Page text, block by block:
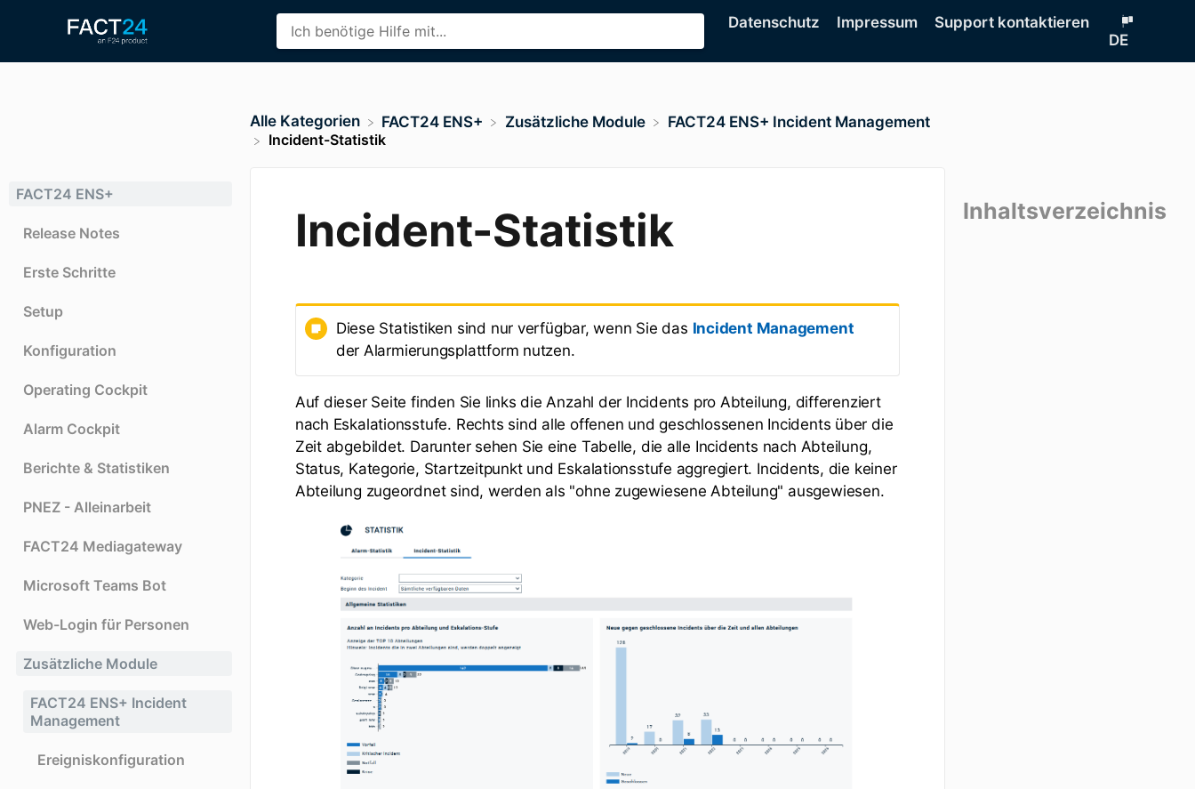
Datenschutz Impressum
Support kontaktieren
DE
FACT24 ENS+
Release Notes
Erste Schritte
Setup
Konfiguration
Operating Cockpit
Alarm Cockpit
Berichte & Statistiken
PNEZ - Alleinarbeit
FACT24 Mediagateway
Microsoft Teams Bot
Web-Login für Personen
Zusätzliche Module
FACT24 ENS+ Incident
Management
Ereigniskonfiguration
Inhaltsverzeichnis
Alle Kategorien ​FACT24 ENS+ ​Zusätzliche Module
​FACT24 ENS+ Incident Management
Incident-Statistik
Incident-Statistik
Diese Statistiken sind nur verfügbar, wenn Sie das Incident Management
der Alarmierungsplattform nutzen.
Auf dieser Seite finden Sie links die Anzahl der Incidents pro Abteilung, differenziert
nach Eskalationsstufe. Rechts sind alle offenen und geschlossenen Incidents über die
Zeit abgebildet. Darunter sehen Sie eine Tabelle, die alle Incidents nach Abteilung,
Status, Kategorie, Startzeitpunkt und Eskalationsstufe aggregiert. Incidents, die keiner
Abteilung zugeordnet sind, werden als "ohne zugewiesene Abteilung" ausgewiesen.